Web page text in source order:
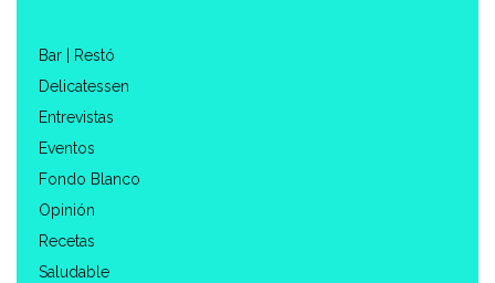
Bar | Restó
Delicatessen
Entrevistas
Eventos
Fondo Blanco
Opinión
Recetas
Saludable